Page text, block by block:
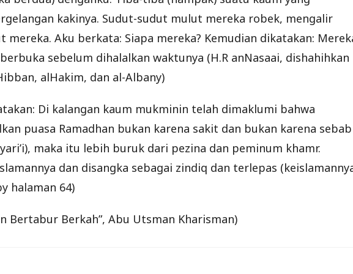
kakinya. Sudut-sudut mulut mereka robek, mengalir
Aku berkata: Siapa mereka? Kemudian dikatakan:
sebelum dihalalkan waktunya (H.R anNasaai, dishahihkan
alHakim, dan al-Albany)
Di kalangan kaum mukminin telah dimaklumi bahwa
puasa Ramadhan bukan karena sakit dan bukan karena sebab
maka itu lebih buruk dari pezina dan peminum khamr.
dan disangka sebagai zindiq dan terlepas
halaman 64)
Bertabur Berkah”, Abu Utsman Kharisman)